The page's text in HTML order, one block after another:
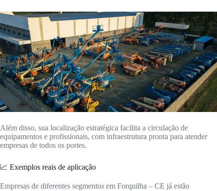
Além disso, sua localização estratégica facilita a circulação de
equipamentos e profissionais, com infraestrutura pronta para atender
empresas de todos os portes.
📈 Exemplos reais de aplicação
Empresas de diferentes segmentos em Forquilha – CE já estão